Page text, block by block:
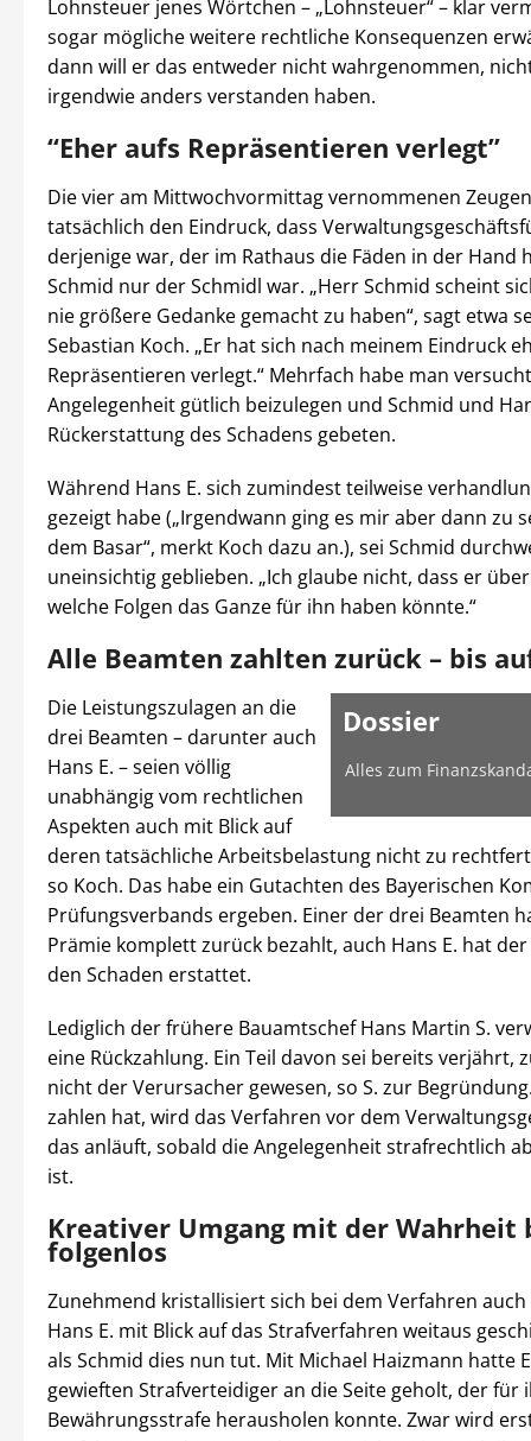
Lohnsteuer jenes Wörtchen – „Lohnsteuer“ – klar
sogar mögliche weitere rechtliche Konsequenzen
dann will er das entweder nicht wahrgenommen,
irgendwie anders verstanden haben.
“Eher aufs Repräsentieren verlegt”
Die vier am Mittwochvormittag vernommenen
tatsächlich den Eindruck, dass
derjenige war, der im Rathaus die Fäden in der Hand
Schmid nur der Schmidl war. „Herr Schmid scheint
nie größere Gedanke gemacht zu haben“, sagt etwa
Sebastian Koch. „Er hat sich nach meinem Eindruck
Repräsentieren verlegt.“ Mehrfach habe man
Angelegenheit gütlich beizulegen und Schmid und
Rückerstattung des Schadens gebeten.
Während Hans E. sich zumindest teilweise
gezeigt habe („Irgendwann ging es mir aber dann zu
dem Basar“, merkt Koch dazu an.), sei Schmid
uneinsichtig geblieben. „Ich glaube nicht, dass er
welche Folgen das Ganze für ihn haben könnte.“
Alle Beamten zahlten zurück – bis
Dossier
Alles zum
Die Leistungszulagen an die
drei Beamten – darunter auch
Hans E. – seien völlig
unabhängig vom rechtlichen
Aspekten auch mit Blick auf
deren tatsächliche Arbeitsbelastung nicht zu
so Koch. Das habe ein Gutachten des Bayerischen
Prüfungsverbands ergeben. Einer der drei Beamten
Prämie komplett zurück bezahlt, auch Hans E. hat
den Schaden erstattet.
Lediglich der frühere Bauamtschef Hans Martin S.
eine Rückzahlung. Ein Teil davon sei bereits verjährt,
nicht der Verursacher gewesen, so S. zur
zahlen hat, wird das Verfahren vor dem
das anläuft, sobald die Angelegenheit strafrechtlich
ist.
Kreativer Umgang mit der Wahrheit
folgenlos
Zunehmend kristallisiert sich bei dem Verfahren auch
Hans E. mit Blick auf das Strafverfahren weitaus
als Schmid dies nun tut. Mit Michael Haizmann hatte
gewieften Strafverteidiger an die Seite geholt, der für
Bewährungsstrafe herausholen konnte. Zwar wird